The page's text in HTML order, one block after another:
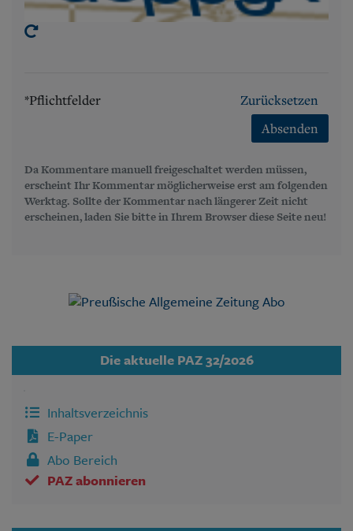
*Pflichtfelder
Zurücksetzen
Absenden
Da Kommentare manuell freigeschaltet werden müssen,
erscheint Ihr Kommentar möglicherweise erst am folgenden
Werktag. Sollte der Kommentar nach längerer Zeit nicht
erscheinen, laden Sie bitte in Ihrem Browser diese Seite neu!
Die aktuelle PAZ 32/2026
Inhaltsverzeichnis
E-Paper
Abo Bereich
PAZ abonnieren